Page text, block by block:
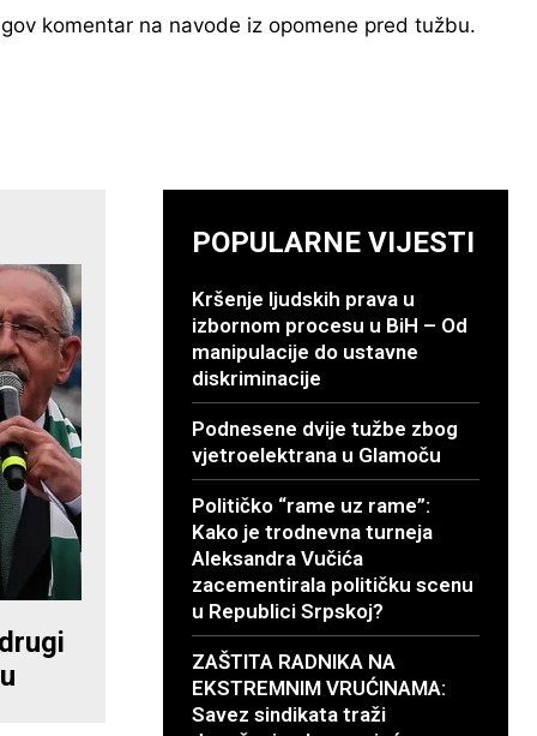
komentar na navode iz opomene pred tužbu.
POPULARNE VIJESTI
Kršenje ljudskih prava u
izbornom procesu u BiH – Od
manipulacije do ustavne
diskriminacije
Podnesene dvije tužbe zbog
vjetroelektrana u Glamoču
Političko “rame uz rame”:
Kako je trodnevna turneja
Aleksandra Vučića
zacementirala političku scenu
u Republici Srpskoj?
ZAŠTITA RADNIKA NA
EKSTREMNIM VRUĆINAMA:
Savez sindikata traži